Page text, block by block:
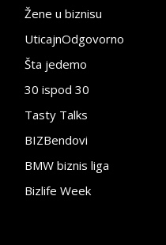
Žene u biznisu
UticajnOdgovorno
Šta jedemo
30 ispod 30
Tasty Talks
BIZBendovi
BMW biznis liga
Bizlife Week